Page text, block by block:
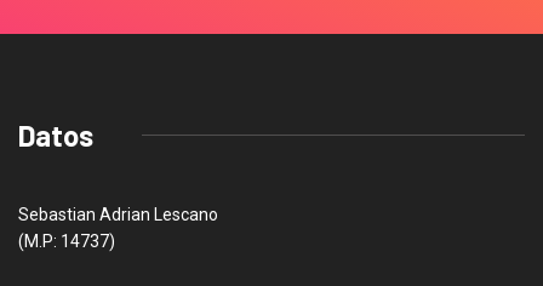
Datos
Sebastian Adrian Lescano
(M.P: 14737)